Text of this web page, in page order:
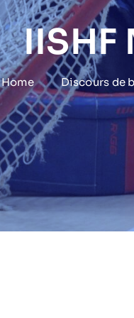
IISHF
Home Discours de